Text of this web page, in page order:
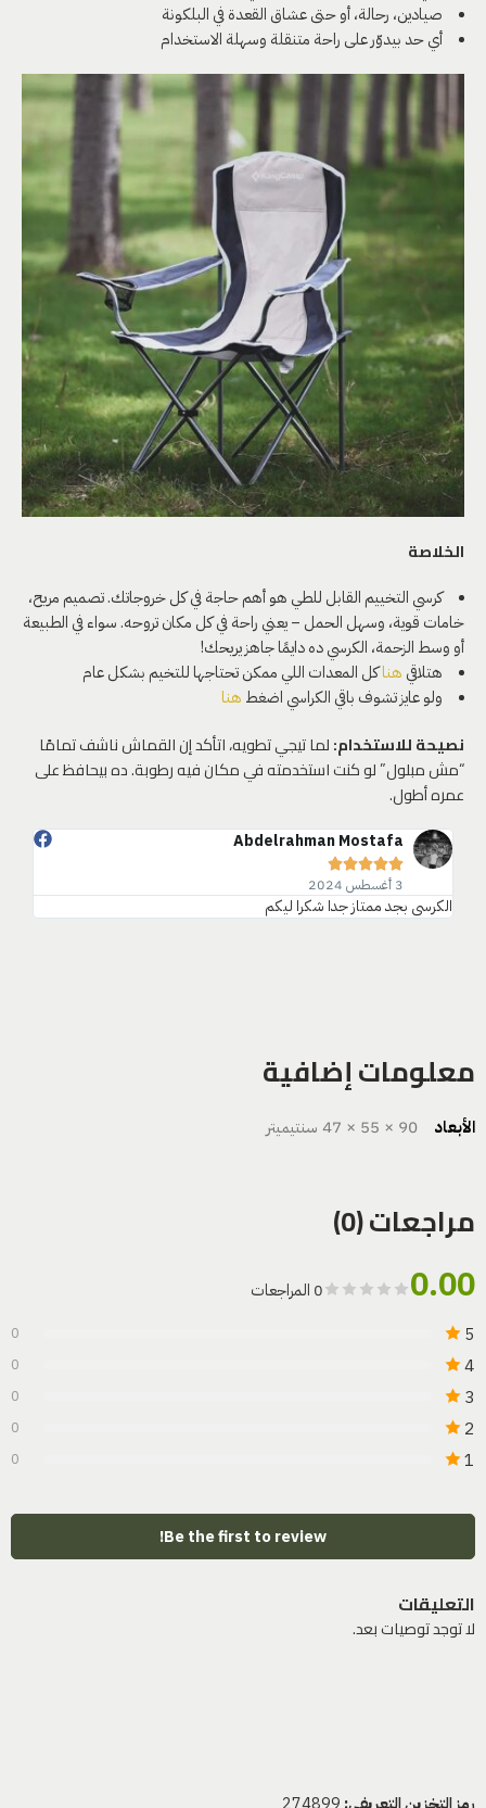
صيادين، رحالة، أو حتى عشاق القعدة في البلكونة
أي حد بيدوّر على راحة متنقلة وسهلة الاستخدام
الخلاصة
كرسي التخييم القابل للطي هو أهم حاجة في كل خروجاتك. تصميم مريح،
خامات قوية، وسهل الحمل – يعني راحة في كل مكان تروحه. سواء في الطبيعة
أو وسط الزحمة، الكرسي ده دايمًا جاهز يريحك!
هتلاقي هناكل المعدات اللي ممكن تحتاجها للتخيم بشكل عام
ولو عايز تشوف باقي الكراسي اضغط هنا
نصيحة للاستخدام:لما تيجي تطويه، اتأكد إن القماش ناشف تمامًا
“مش مبلول” لو كنت استخدمته في مكان فيه رطوبة. ده بيحافظ على
عمره أطول.
Abdelrahman Mostafa





3 أغسطس 2024
الكرسي بجد ممتاز جدا شكرا ليكم
معلومات إضافية
الأبعاد 90 × 55 × 47 سنتيميتر
مراجعات (0)
0.00 0 المراجعات
5
0
4
0
3
0
2
0
1
0
Be the first to review!
التعليقات
لا توجد توصيات بعد.